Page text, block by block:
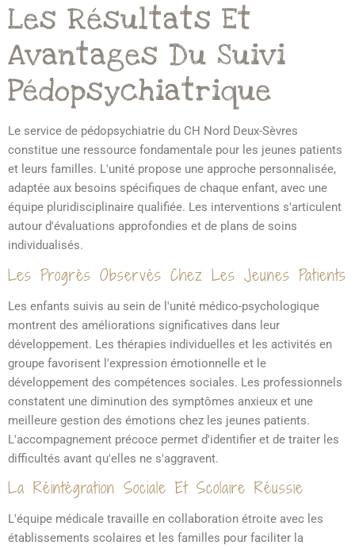
Les Résultats Et
Avantages Du Suivi
Pédopsychiatrique
Le service de pédopsychiatrie du CH Nord Deux-Sèvres
constitue une ressource fondamentale pour les jeunes patients
et leurs familles. L'unité propose une approche personnalisée,
adaptée aux besoins spécifiques de chaque enfant, avec une
équipe pluridisciplinaire qualifiée. Les interventions s'articulent
autour d'évaluations approfondies et de plans de soins
individualisés.
Les Progrès Observés Chez Les Jeunes Patients
Les enfants suivis au sein de l'unité médico-psychologique
montrent des améliorations significatives dans leur
développement. Les thérapies individuelles et les activités en
groupe favorisent l'expression émotionnelle et le
développement des compétences sociales. Les professionnels
constatent une diminution des symptômes anxieux et une
meilleure gestion des émotions chez les jeunes patients.
L'accompagnement précoce permet d'identifier et de traiter les
difficultés avant qu'elles ne s'aggravent.
La Réintégration Sociale Et Scolaire Réussie
L'équipe médicale travaille en collaboration étroite avec les
établissements scolaires et les familles pour faciliter la